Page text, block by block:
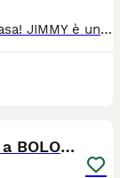
Questo MERAVIGLIOSO principino cerca casa! JIMMY è un gatto simpaticissimo, si struscia, fa un sacco di fusa, dà le testatine (dopo averti adeguatamente studiato eh, con un attimo di pazienza!), gioca come un matto con tutto e gli piacerebbe avere un compagno di giochi. Ha passato il suo primo anno di vita da randagio, ma ha sempre cercato il contatto umano entrando in casa ed ora finalmente avrà quello che desidera! 1 anno 🦟Spulciato 🪱Sverminato 🔗 Chippato 💉 castrato 🥰 Testato FIV e FELV negativo 💩 test giardia e parassiti negativi. Colloquio conoscitivo di persona o in videochiamata per dare consigli giusti per la sicurezza dei mici e il corretto inserimento. 🌍 Si trovano a #Clusone in provincia di #Bergamo ma ci si sposta nelle province limitrofe. 📞 328.3846864 (no messaggi sotto il post o in Messenger di facebook, grazie)uesto MERAVIGLIOSO principino cerca casa! JIMMY è un gatto simpaticissimo, si struscia, fa un sacco di fusa, dà le testatine (dopo averti adeguatamente studiato eh, con un attimo di pazienza!), gioca come un matto con tutto e gli piacerebbe avere un compagno di giochi. Ha passato il suo primo anno di vita da randagio, ma ha sempre cercato il contatto umano entrando in casa ed ora finalmente avrà quello che desidera! 1 anno, Spulciato, Sverminato, Chippato, castrato, Testato FIV e FELV negativo, test giardia e parassiti negativi. Colloquio conoscitivo di persona o in videochiamata per dare consigli giusti per la sicurezza dei mici e il corretto inserimento.
BOLOGNA 3 mesi e mezzo micetta a BOLOGNA